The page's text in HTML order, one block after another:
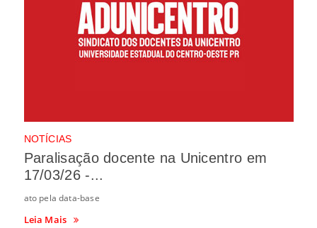
NOTÍCIAS
Paralisação docente na Unicentro em
17/03/26 -...
ato pela data-base
Leia Mais